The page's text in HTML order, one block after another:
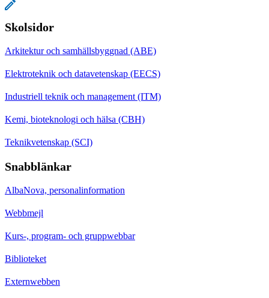
Skolsidor
Arkitektur och samhällsbyggnad (ABE)
Elektroteknik och datavetenskap (EECS)
Industriell teknik och management (ITM)
Kemi, bioteknologi och hälsa (CBH)
Teknikvetenskap (SCI)
Snabblänkar
AlbaNova, personalinformation
Webbmejl
Kurs-, program- och gruppwebbar
Biblioteket
Externwebben